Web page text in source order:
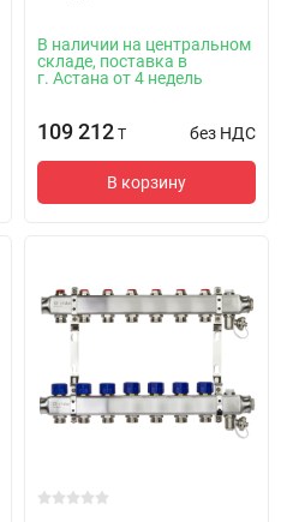
В наличии на центральном
складе, поставка в
г. Астана от 4 недель
109 212 T без НДС
В корзину